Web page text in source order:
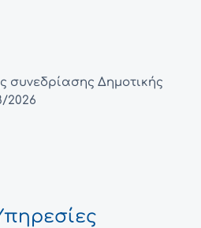
συνεδρίασης Δημοτικής
2026